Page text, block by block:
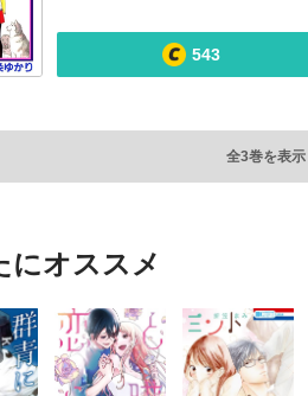
543
全3巻を表示
にオススメ